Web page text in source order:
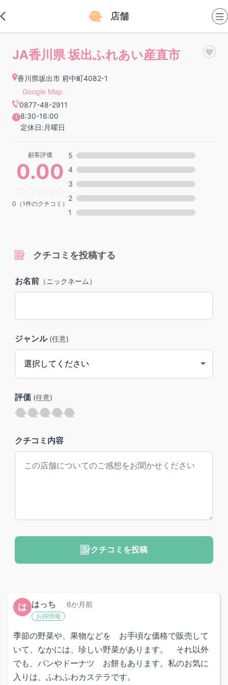
店舗
JA香川県 坂出ふれあい産直市
香川県坂出市 府中町4082-1
Google Map
0877-48-2911
8:30-16:00
定休日:月曜日
顧客評価
0.00
0（1件のクチコミ）
5
4
3
2
1
クチコミを投稿する
お名前（ニックネーム）
ジャンル (任意)
評価 (任意)
クチコミ内容
クチコミを投稿
は はっち 6か月前
お得情報
季節の野菜や、果物などを お手頃な価格で販売して
いて、なかには、珍しい野菜があります。 それ以外
でも、パンやドーナツ お餅もあります。私のお気に
入りは、ふわふわカステラです。